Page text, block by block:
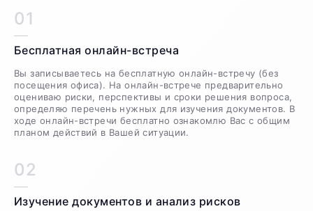
01
Бесплатная онлайн-встреча
Вы записываетесь на бесплатную онлайн-встречу (без
посещения офиса). На онлайн-встрече предварительно
оцениваю риски, перспективы и сроки решения вопроса,
определяю перечень нужных для изучения документов. В
ходе онлайн-встречи бесплатно ознакомлю Вас с общим
планом действий в Вашей ситуации.
02
Изучение документов и анализ рисков